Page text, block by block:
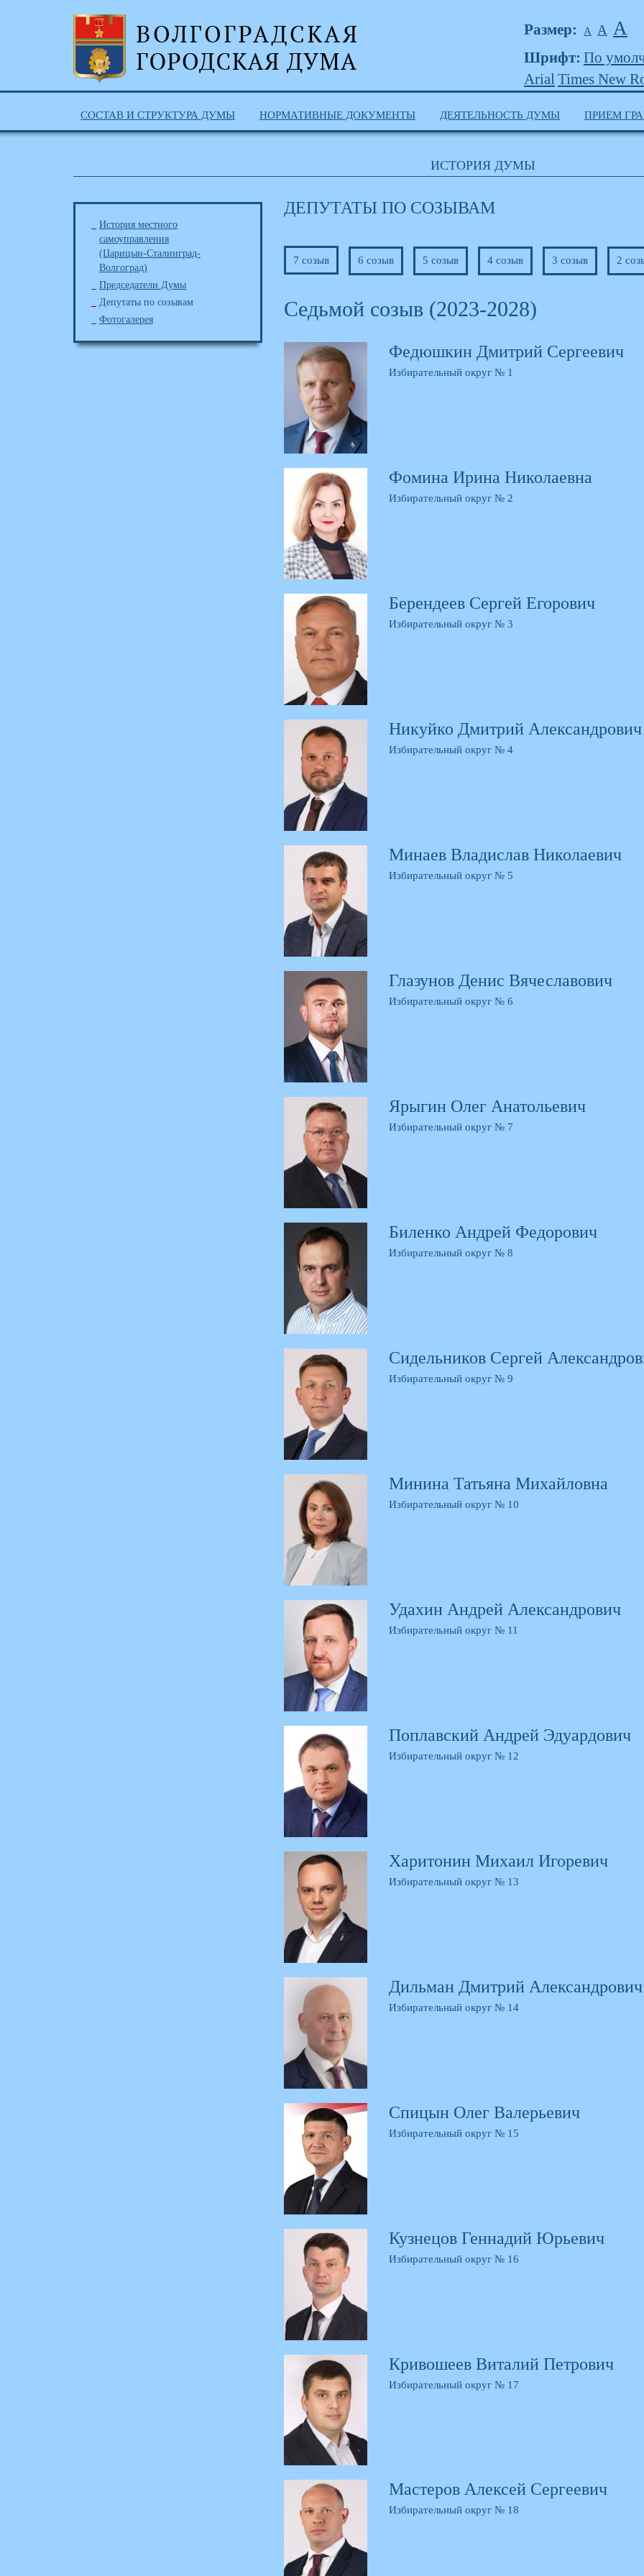
Размер: А А А
Шрифт: По
ArialTimes New
СОСТАВ И СТРУКТУРА ДУМЫ НОРМАТИВНЫЕ ДОКУМЕНТЫ ДЕЯТЕЛЬНОСТЬ ДУМЫ ПРИЕМ
ИСТОРИЯ ДУМЫ
История местного
самоуправления
(Царицын-Сталинград-
Волгоград)
Председатели Думы
Депутаты по созывам
Фотогалерея
ДЕПУТАТЫ ПО СОЗЫВАМ
7 созыв 6 созыв 5 созыв 4 созыв 3 созыв 2
Седьмой созыв (2023-2028)
Федюшкин Дмитрий Сергеевич
Избирательный округ № 1
Фомина Ирина Николаевна
Избирательный округ № 2
Берендеев Сергей Егорович
Избирательный округ № 3
Никуйко Дмитрий Александрович
Избирательный округ № 4
Минаев Владислав Николаевич
Избирательный округ № 5
Глазунов Денис Вячеславович
Избирательный округ № 6
Ярыгин Олег Анатольевич
Избирательный округ № 7
Биленко Андрей Федорович
Избирательный округ № 8
Сидельников Сергей
Избирательный округ № 9
Минина Татьяна Михайловна
Избирательный округ № 10
Удахин Андрей Александрович
Избирательный округ № 11
Поплавский Андрей Эдуардович
Избирательный округ № 12
Харитонин Михаил Игоревич
Избирательный округ № 13
Дильман Дмитрий Александрович
Избирательный округ № 14
Спицын Олег Валерьевич
Избирательный округ № 15
Кузнецов Геннадий Юрьевич
Избирательный округ № 16
Кривошеев Виталий Петрович
Избирательный округ № 17
Мастеров Алексей Сергеевич
Избирательный округ № 18